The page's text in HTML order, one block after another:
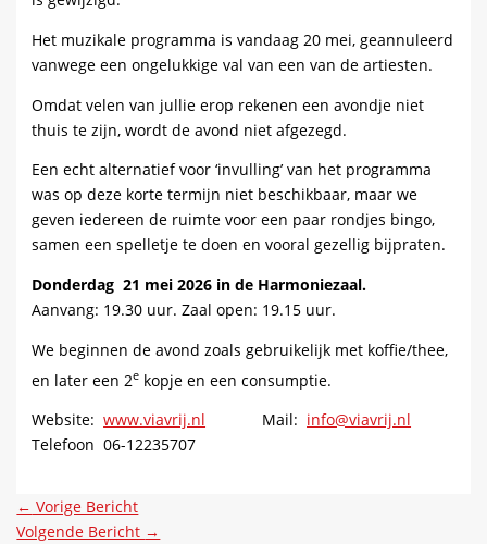
Het muzikale programma is vandaag 20 mei, geannuleerd
vanwege een ongelukkige val van een van de artiesten.
Omdat velen van jullie erop rekenen een avondje niet
thuis te zijn, wordt de avond niet afgezegd.
Een echt alternatief voor ‘invulling’ van het programma
was op deze korte termijn niet beschikbaar, maar we
geven iedereen de ruimte voor een paar rondjes bingo,
samen een spelletje te doen en vooral gezellig bijpraten.
Donderdag 21 mei 2026 in de Harmoniezaal.
Aanvang: 19.30 uur. Zaal open: 19.15 uur.
We beginnen de avond zoals gebruikelijk met koffie/thee,
en later een 2e kopje en een consumptie.
Website:www.viavrij.nl Mail: info@viavrij.nl
Telefoon 06-12235707
← Vorige Bericht
Volgende Bericht →